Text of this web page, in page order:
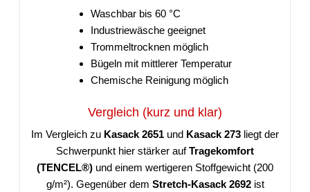
Waschbar bis 60 °C
Industriewäsche geeignet
Trommeltrocknen möglich
Bügeln mit mittlerer Temperatur
Chemische Reinigung möglich
Vergleich (kurz und klar)
Im Vergleich zu Kasack 2651 und Kasack 273 liegt der
Schwerpunkt hier stärker aufTragekomfort
(TENCEL®) und einem wertigeren Stoffgewicht (200
g/m²). Gegenüber dem Stretch-Kasack 2692ist